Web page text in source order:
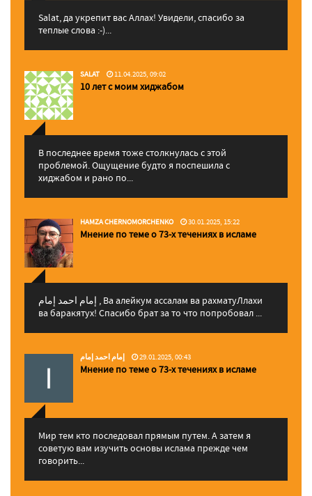
Salat, да укрепит вас Аллаx! Увидели, спасибо за
теплые слова :-)...
SALAT 11.04.2025, 09:02
10 лет с моим хиджабом
В последнее время тоже столкнулась с этой
проблемой. Ощущение будто я поспешила с
хиджабом и рано по...
HAMZA CHERNOMORCHENKO 30.01.2025, 15:22
Мнение по теме о 73-х течениях в исламе
إمام احمد إمام , Ва алейкум ассалам ва рахматуЛлахи
ва баракятух! Спасибо брат за то что попробовал ...
إمام احمد إمام 29.01.2025, 00:43
Мнение по теме о 73-х течениях в исламе
Мир тем кто последовал прямым путем. А затем я
советую вам изучить основы ислама прежде чем
говорить...